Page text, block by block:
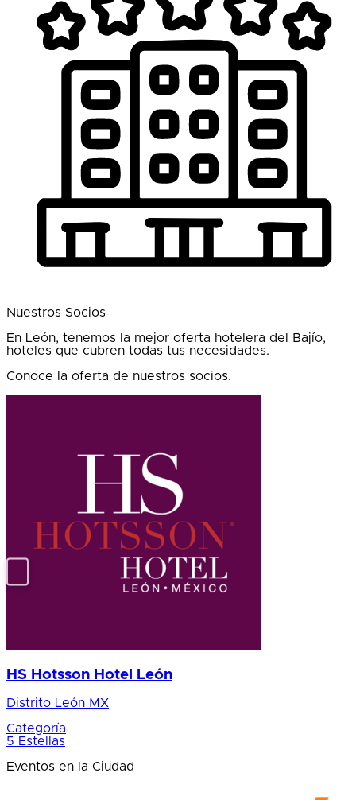
Nuestros Socios
En León, tenemos la mejor oferta hotelera del Bajío,
hoteles que cubren todas tus necesidades.
Conoce la oferta de nuestros socios.
HS Hotsson Hotel León
Distrito León MX
Categoría
5 Estellas
Eventos en la Ciudad